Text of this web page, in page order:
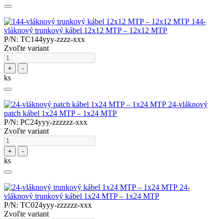
144-
vláknový trunkový kábel 12x12 MTP – 12x12 MTP
P/N: TC144yyy-zzzz-xxx
Zvoľte variant
+ -
ks
24-vláknový
patch kábel 1x24 MTP – 1x24 MTP
P/N: PC24yyy-zzzzzz-xxx
Zvoľte variant
+ -
ks
24-
vláknový trunkový kábel 1x24 MTP – 1x24 MTP
P/N: TC024yyy-zzzzzz-xxx
Zvoľte variant